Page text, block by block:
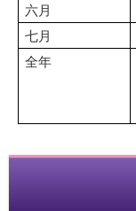
六月
七月
全年